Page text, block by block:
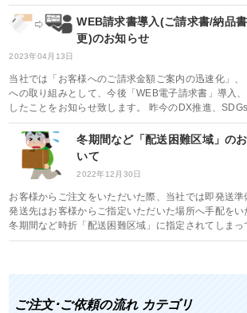
WEB請求書導入(ご請求書/納品
更)のお知らせ
2023年04月13日
当社では「お客様へのご請求金額ご案内の迅速化」、
への取り組みとして、今後「WEB電子請求書」導入
したことをお知らせ致します。 昨今のDX推進、
冬期間など「配送困難区域」の
いて
2022年12月30日
お客様からご注文をいただいた際、当社では即発送準
発送先はお客様からご指定いただいた場所へ手配を
冬期間など時折「配送困難区域」に指定されてしまっ
ご注文･ご依頼の流れ カテゴリ